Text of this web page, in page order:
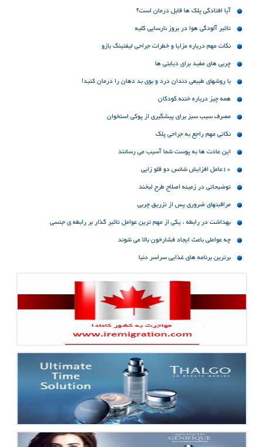
آیا افتادگی پلک ها قابل درمان است؟
تاثیر آلودگی هوا در بروز نارسایی کلیه
نکات مهم درباره مزایا و خطرات جراحی لیفتینگ بازو
چربی های مفید برای دیابتی ها
با روشهای طبیعی دندان درد و بوی بد دهان را درمان کنید!
همه چیز درباره ختنه کودکان
مصرف سیب سبز برای پیشگیری از پوکی استخوان
نکاتی مهم راجع به جراحی پلک
این عادت ها به پوست شما آسیب می رسانند
10عامل افزایش شانس دو قلو زایی
توضیحاتی در زمینه اصلاح طرح لبخند
مراقبتهاى ضروری پس از تزریق چربى
بهداشت در رابطه ، یکی از مهم ترین عوامل تاثیر گذار بر رابطه ی جنسی
چه عواملی باعث ایجاد فشارخون بالا می شوند
برترین برنامه های غذایی سراسر دنیا